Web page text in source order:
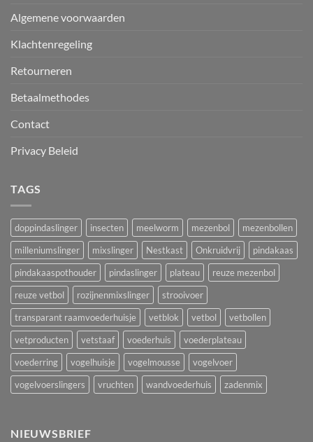
Algemene voorwaarden
Klachtenregeling
Retourneren
Betaalmethodes
Contact
Privacy Beleid
TAGS
doppindaslinger insecten meelworm mezenbol
mezenbollen
milleniumslinger
mixslinger Nestkast Onkruidvrij
pindakaas
pindakaaspothouder
pindaslinger plateau
reuze mezenbol
reuze vetbol
rozijnenmixslinger
strooivoer
transparant raamvoederhuisje
vetblok vetbol
vetbollen
vetproducten
vetstaaf voederhuis
voederplateau
voederring
vogelhuisje vogelmousse
vogelvoer
vogelvoerslingers
vruchten wandvoederhuis zadenmix
NIEUWSBRIEF